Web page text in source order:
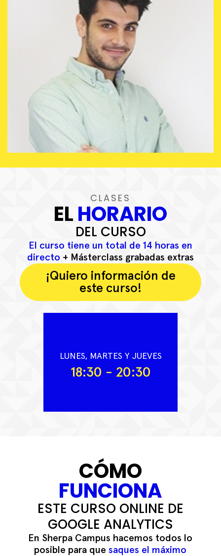
CLASES
ELHORARIO
DEL CURSO
El curso tiene un total de 14 horas en
directo + Másterclass grabadas extras
¡Quiero información de
este curso!
LUNES, MARTES Y JUEVES
18:30 - 20:30
CÓMO
FUNCIONA
ESTE CURSO ONLINE DE
GOOGLE ANALYTICS
En Sherpa Campus hacemos todos lo
posible para quesaques el máximo